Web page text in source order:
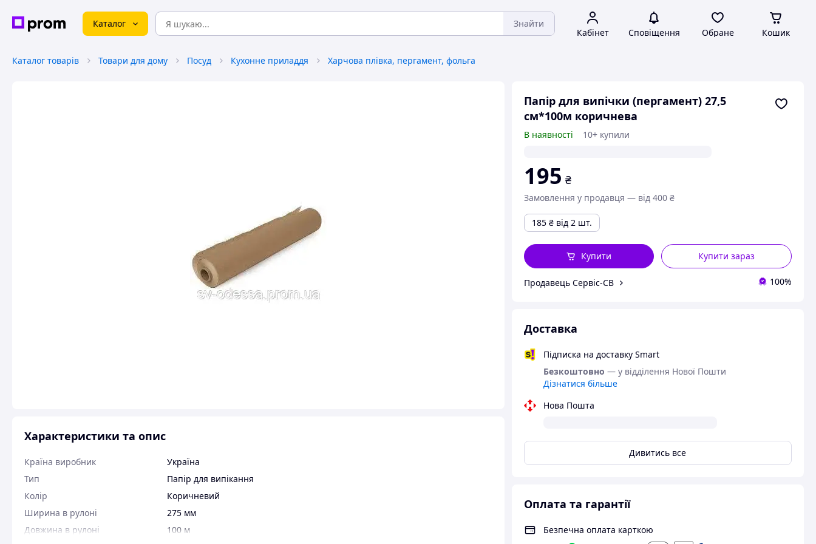
Каталог Знайти
Кабінет Сповіщення Обране Кошик
Каталог товарів Товари для дому Посуд Кухонне приладдя Харчова плівка, пергамент, фольга
Папір для випічки (пергамент) 27,5
см*100м коричнева
В наявності 10+ купили
195 ₴
Замовлення у продавця — від 400 ₴
185 ₴ від 2 шт.
Купити зараз
Купити
Продавець Сервіс-СВ 100%
Доставка
Підписка на доставку Smart
Безкоштовно — у відділення Нової Пошти
Дізнатися більше
Нова Пошта
Дивитись все
Оплата та гарантії
Безпечна оплата карткою
Характеристики та опис
Країна виробник
Україна
Тип
Папір для випікання
Колір
Коричневий
Ширина в рулоні
275 мм
Довжина в рулоні
100 м